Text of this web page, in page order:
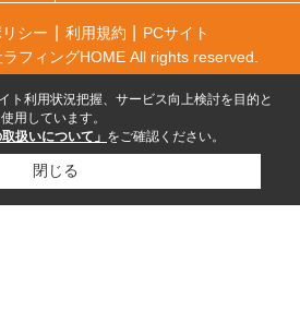
シー 利用規約
PCサイト
フィングHOME All rights reserved.
ト利用状況把握、サービス向上検討を目的と
用しています。
扱いについて」 をご確認ください。
閉じる